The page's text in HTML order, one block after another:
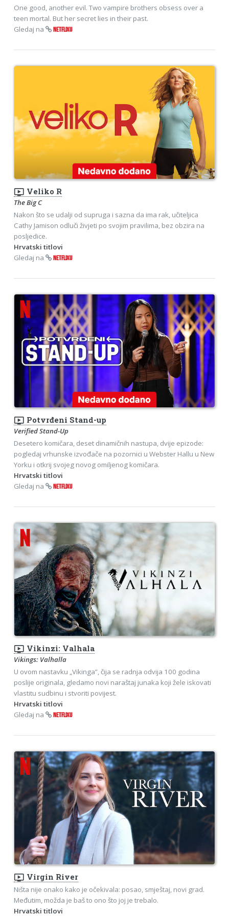
One good, another evil. Two vampire brothers obsess over a
teen mortal. But her secret lies in their past.
Gledaj na
NETFLIXU
ondemand_video Veliko R
The Big C
Nakon što se udalji od supruga i sazna da ima rak, učiteljica
Cathy Jamison odluči živjeti po svojim pravilima, bez obzira na
posljedice.
Hrvatski titlovi
Gledaj na
NETFLIXU
ondemand_video Potvrđeni Stand-up
Verified Stand-Up
Desetero komičara, deset dinamičnih nastupa, dvije epizode:
pogledaj vrhunske izvođače na pozornici u Webster Hallu u New
Yorku i otkrij svojeg novog omiljenog komičara.
Hrvatski titlovi
Gledaj na
NETFLIXU
ondemand_video Vikinzi: Valhala
Vikings: Valhalla
U ovom nastavku „Vikinga”, čija se radnja odvija 100 godina
poslije originala, gledamo novi naraštaj junaka koji žele iskovati
vlastitu sudbinu i stvoriti povijest.
Hrvatski titlovi
Gledaj na
NETFLIXU
ondemand_video Virgin River
Ništa nije onako kako je očekivala: posao, smještaj, novi grad.
Međutim, možda je baš to ono što joj je trebalo.
Hrvatski titlovi